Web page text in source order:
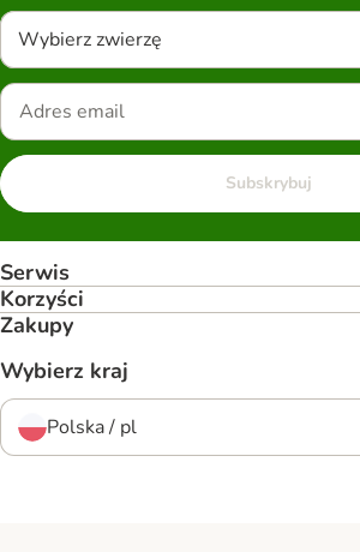
Wybierz zwierzę
Subskrybuj
Serwis
Korzyści
Zakupy
Wybierz kraj
Polska / pl